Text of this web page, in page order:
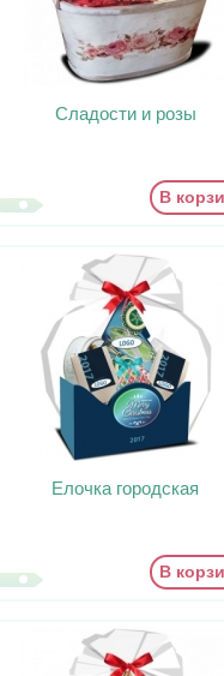
Сладости и розы
В
Елочка городская
В